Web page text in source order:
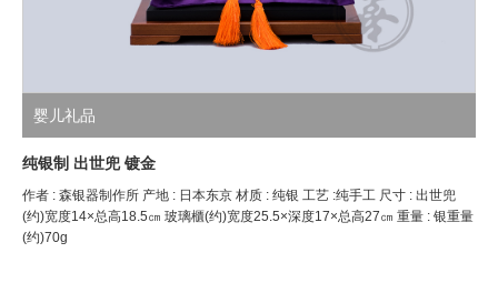
婴儿礼品
纯银制 出世兜 镀金
作者 : 森银器制作所 产地 : 日本东京 材质 : 纯银 工艺 :纯手工 尺寸 : 出世兜
(约)宽度14×总高18.5㎝ 玻璃櫃(约)宽度25.5×深度17×总高27㎝ 重量 : 银重量
(约)70g